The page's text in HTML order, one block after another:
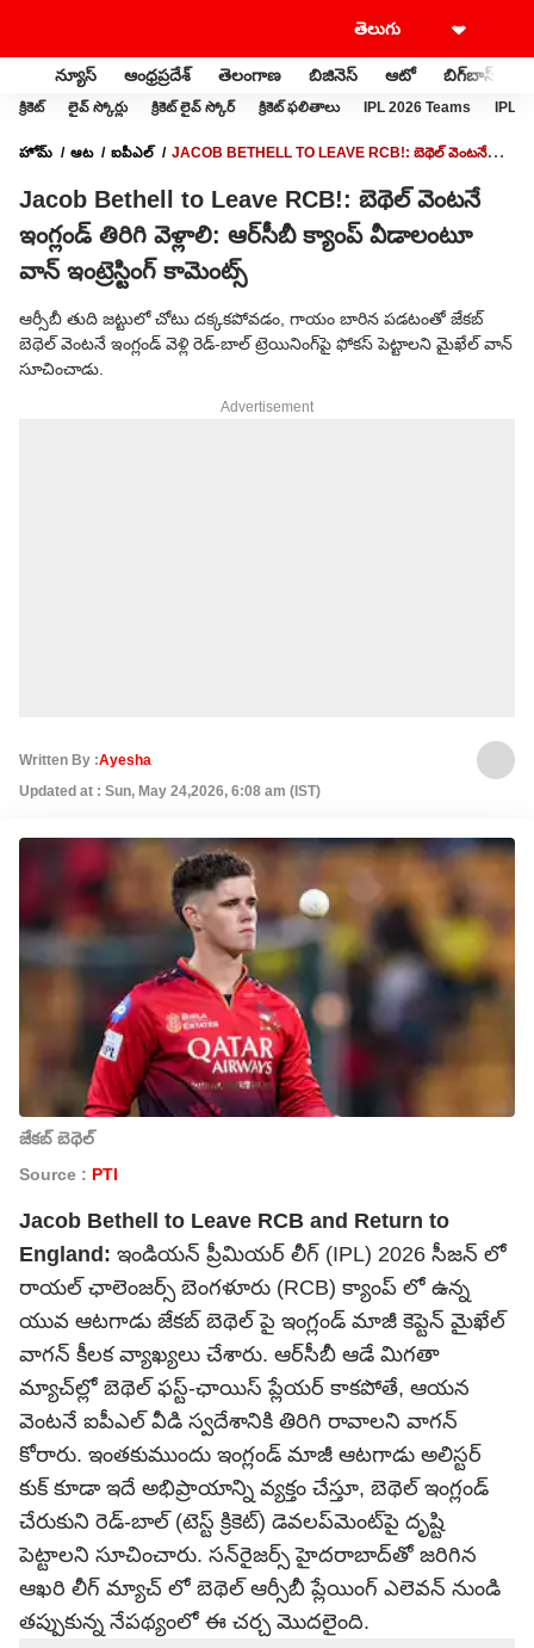
న్యూస్ ఆంధ్రప్రదేశ్ తెలంగాణ బిజినెస్ ఆటో బిగ్‌బాస్
క్రికెట్ లైవ్ స్కోర్లు క్రికెట్ లైవ్ స్కోర్ క్రికెట్ ఫలితాలు IPL 2026 Teams IPL
హోమ్ ఆట ఐపీఎల్
JACOB BETHELL TO LEAVE RCB!: బెథెల్ వెంటనే
Jacob Bethell to Leave RCB!: బెథెల్ వెంటనే
ఇంగ్లండ్ తిరిగి వెళ్లాలి: ఆర్‌సీబీ క్యాంప్ వీడాలంటూ
వాన్ ఇంట్రెస్టింగ్ కామెంట్స్
ఆర్సీబీ తుది జట్టులో చోటు దక్కకపోవడం, గాయం బారిన పడటంతో జేకబ్
బెథెల్ వెంటనే ఇంగ్లండ్ వెళ్లి రెడ్-బాల్ ట్రెయినింగ్‌పై ఫోకస్ పెట్టాలని మైఖేల్ వాన్
సూచించాడు.
Advertisement
Written By :Ayesha
Updated at : Sun, May 24,2026, 6:08 am (IST)
జేకబ్ బెథెల్
Source : PTI
Jacob Bethell to Leave RCB and Return to
England: ఇండియన్ ప్రీమియర్ లీగ్ (IPL) 2026 సీజన్ లో
రాయల్ ఛాలెంజర్స్ బెంగళూరు (RCB) క్యాంప్ లో ఉన్న
యువ ఆటగాడు జేకబ్ బెథెల్ పై ఇంగ్లండ్ మాజీ కెప్టెన్ మైఖేల్
వాగన్ కీలక వ్యాఖ్యలు చేశారు. ఆర్‌సీబీ ఆడే మిగతా
మ్యాచ్‌ల్లో బెథెల్ ఫస్ట్-ఛాయిస్ ప్లేయర్ కాకపోతే, ఆయన
వెంటనే ఐపీఎల్ వీడి స్వదేశానికి తిరిగి రావాలని వాగన్
కోరారు. ఇంతకుముందు ఇంగ్లండ్ మాజీ ఆటగాడు అలిస్టర్
కుక్ కూడా ఇదే అభిప్రాయాన్ని వ్యక్తం చేస్తూ, బెథెల్ ఇంగ్లండ్
చేరుకుని రెడ్-బాల్ (టెస్ట్ క్రికెట్) డెవలప్‌మెంట్‌పై దృష్టి
పెట్టాలని సూచించారు. సన్‌రైజర్స్ హైదరాబాద్‌తో జరిగిన
ఆఖరి లీగ్ మ్యాచ్ లో బెథెల్ ఆర్సీబీ ప్లేయింగ్ ఎలెవన్ నుండి
తప్పుకున్న నేపథ్యంలో ఈ చర్చ మొదలైంది.